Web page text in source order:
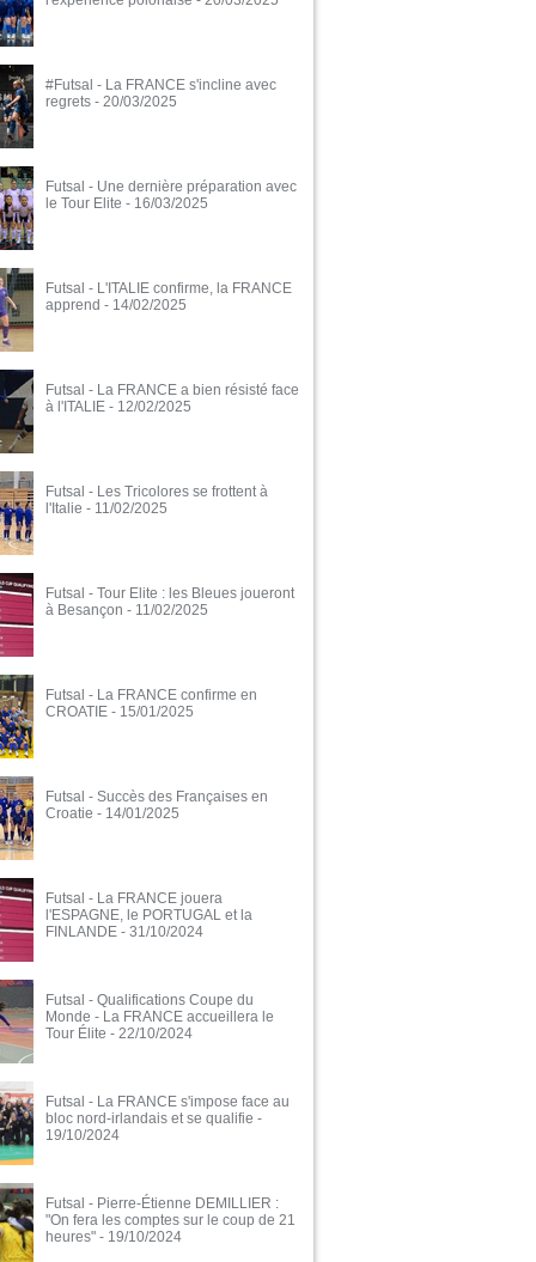
#Futsal - La FRANCE s'incline avec
regrets - 20/03/2025
Futsal - Une dernière préparation avec
le Tour Elite - 16/03/2025
Futsal - L'ITALIE confirme, la FRANCE
apprend - 14/02/2025
Futsal - La FRANCE a bien résisté face
à l'ITALIE - 12/02/2025
Futsal - Les Tricolores se frottent à
l'Italie - 11/02/2025
Futsal - Tour Elite : les Bleues joueront
à Besançon - 11/02/2025
Futsal - La FRANCE confirme en
CROATIE - 15/01/2025
Futsal - Succès des Françaises en
Croatie - 14/01/2025
Futsal - La FRANCE jouera
l'ESPAGNE, le PORTUGAL et la
FINLANDE - 31/10/2024
Futsal - Qualifications Coupe du
Monde - La FRANCE accueillera le
Tour Élite - 22/10/2024
Futsal - La FRANCE s'impose face au
bloc nord-irlandais et se qualifie -
19/10/2024
Futsal - Pierre-Étienne DEMILLIER :
"On fera les comptes sur le coup de 21
heures" - 19/10/2024